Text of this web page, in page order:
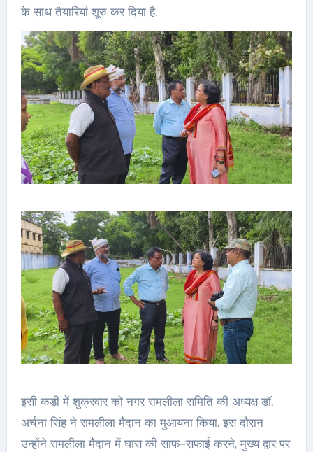
के साथ तैयारियां शूरु कर दिया है.
इसी कडी में शुक्रवार को नगर रामलीला समिति की अध्यक्ष डॉ.
अर्चना सिंह ने रामलीला मैदान का मुआयना किया. इस दौरान
उन्होंने रामलीला मैदान में घास की साफ-सफाई करने, मुख्य द्वार पर